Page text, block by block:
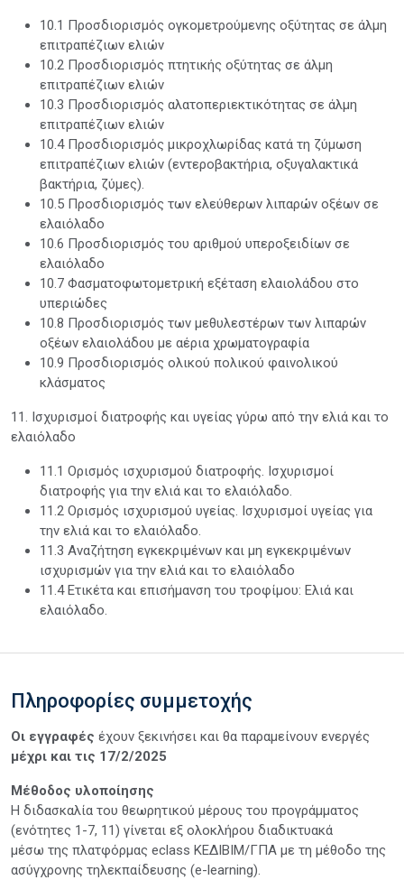
10.1 Προσδιορισμός ογκομετρούμενης οξύτητας σε άλμη
επιτραπέζιων ελιών
10.2 Προσδιορισμός πτητικής οξύτητας σε άλμη
επιτραπέζιων ελιών
10.3 Προσδιορισμός αλατοπεριεκτικότητας σε άλμη
επιτραπέζιων ελιών
10.4 Προσδιορισμός μικροχλωρίδας κατά τη ζύμωση
επιτραπέζιων ελιών (εντεροβακτήρια, οξυγαλακτικά
βακτήρια, ζύμες).
10.5 Προσδιορισμός των ελεύθερων λιπαρών οξέων σε
ελαιόλαδο
10.6 Προσδιορισμός του αριθμού υπεροξειδίων σε
ελαιόλαδο
10.7 Φασματοφωτομετρική εξέταση ελαιολάδου στο
υπεριώδες
10.8 Προσδιορισμός των μεθυλεστέρων των λιπαρών
οξέων ελαιολάδου με αέρια χρωματογραφία
10.9 Προσδιορισμός ολικού πολικού φαινολικού
κλάσματος
11. Ισχυρισμοί διατροφής και υγείας γύρω από την ελιά και το
ελαιόλαδο
11.1 Ορισμός ισχυρισμού διατροφής. Ισχυρισμοί
διατροφής για την ελιά και το ελαιόλαδο.
11.2 Ορισμός ισχυρισμού υγείας. Ισχυρισμοί υγείας για
την ελιά και το ελαιόλαδο.
11.3 Αναζήτηση εγκεκριμένων και μη εγκεκριμένων
ισχυρισμών για την ελιά και το ελαιόλαδο
11.4 Ετικέτα και επισήμανση του τροφίμου: Ελιά και
ελαιόλαδο.
Πληροφορίες συμμετοχής
Οι εγγραφές έχουν ξεκινήσει και θα παραμείνουν ενεργές
μέχρι και τις 17/2/2025
Μέθοδος υλοποίησης
Η διδασκαλία του θεωρητικού μέρους του προγράμματος
(ενότητες 1-7, 11) γίνεται εξ ολοκλήρου διαδικτυακά
μέσω της πλατφόρμας eclass ΚΕΔΙΒΙΜ/ΓΠΑ με τη μέθοδο της
ασύγχρονης τηλεκπαίδευσης (e-learning).